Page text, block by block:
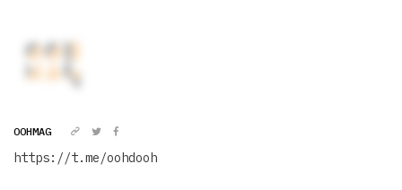
OOHMAG
https://t.me/oohdooh